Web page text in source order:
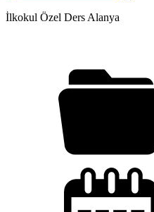
İlkokul Özel Ders Alanya